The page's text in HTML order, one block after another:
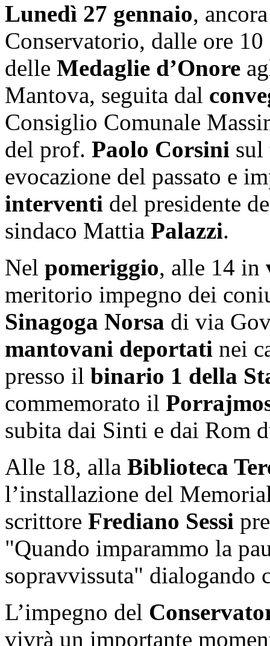
Lunedì 27 gennaio,
Conservatorio, dalle ore
delle Medaglie d’Onore
Mantova, seguita dal
Consiglio Comunale
del prof. Paolo Corsini sul
evocazione del passato e
interventi del presidente
sindaco Mattia Palazzi.
Nel pomeriggio, alle 14 in
meritorio impegno dei
Sinagoga Norsa di via
mantovani deportati nei
presso il binario 1 della
commemorato il
subita dai Sinti e dai Rom
Alle 18, alla Biblioteca
l’installazione del
scrittore Frediano Sessi
"Quando imparammo la
sopravvissuta" dialogando
L’impegno del
vivrà un importante